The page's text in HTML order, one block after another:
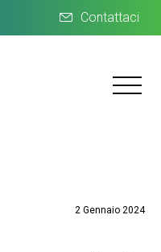
Contattaci
2 Gennaio 2024